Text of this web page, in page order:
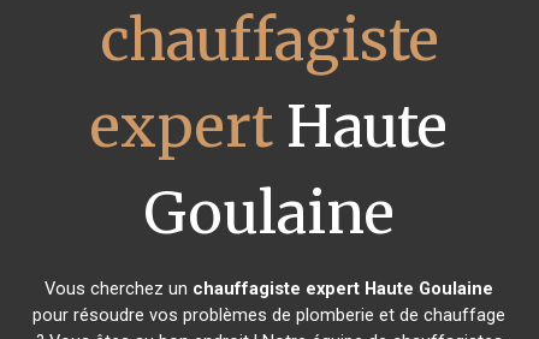
chauffagiste
expert Haute
Goulaine
Vous cherchez un chauffagiste expert Haute Goulaine
pour résoudre vos problèmes de plomberie et de chauffage